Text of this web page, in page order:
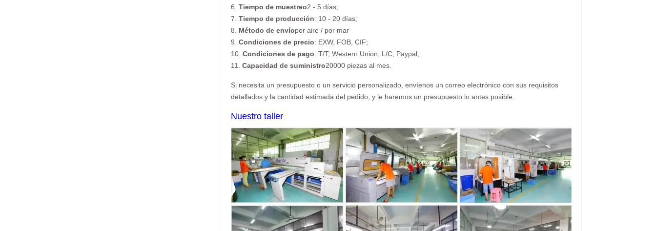
6. Tiempo de muestreo2 - 5 días;
7. Tiempo de producción: 10 - 20 días;
8. Método de envíopor aire / por mar
9. Condiciones de precio: EXW, FOB, CIF;
10. Condiciones de pago: T/T, Western Union, L/C, Paypal;
11. Capacidad de suministro20000 piezas al mes.
Si necesita un presupuesto o un servicio personalizado, envíenos un correo electrónico con sus requisitos
detallados y la cantidad estimada del pedido, y le haremos un presupuesto lo antes posible.
Nuestro taller